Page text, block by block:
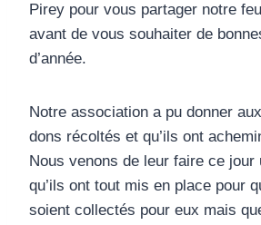
Pirey pour vous partager notre
avant de vous souhaiter de
d’année.
Notre association a pu donner
dons récoltés et qu’ils ont
Nous venons de leur faire ce jour
qu’ils ont tout mis en place pour
soient collectés pour eux mais